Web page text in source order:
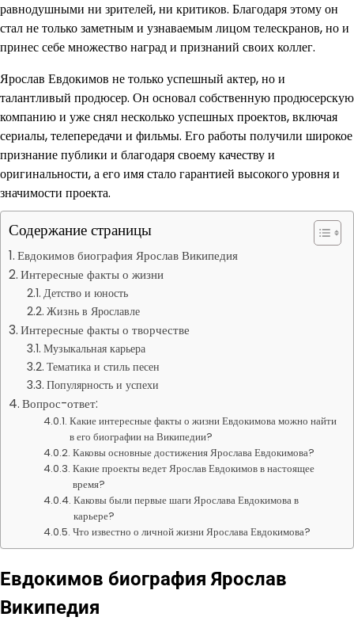
равнодушными ни зрителей, ни критиков. Благодаря этому он
стал не только заметным и узнаваемым лицом телескранов, но и
принес себе множество наград и признаний своих коллег.
Ярослав Евдокимов не только успешный актер, но и
талантливый продюсер. Он основал собственную продюсерскую
компанию и уже снял несколько успешных проектов, включая
сериалы, телепередачи и фильмы. Его работы получили широкое
признание публики и благодаря своему качеству и
оригинальности, а его имя стало гарантией высокого уровня и
значимости проекта.
Содержание страницы
Евдокимов биография Ярослав Википедия
Интересные факты о жизни
Детство и юность
Жизнь в Ярославле
Интересные факты о творчестве
Музыкальная карьера
Тематика и стиль песен
Популярность и успехи
Вопрос-ответ:
Какие интересные факты о жизни Евдокимова можно найти
в его биографии на Википедии?
Каковы основные достижения Ярослава Евдокимова?
Какие проекты ведет Ярослав Евдокимов в настоящее
время?
Каковы были первые шаги Ярослава Евдокимова в
карьере?
Что известно о личной жизни Ярослава Евдокимова?
Евдокимов биография Ярослав
Википедия